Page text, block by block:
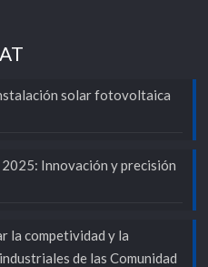
solar fotovoltaica
Innovación y precisión
la competividad y la
de las Comunidad